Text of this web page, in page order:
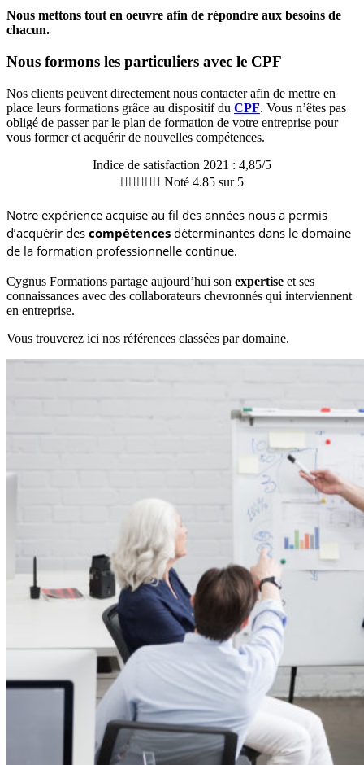
Nous mettons tout en oeuvre afin de répondre aux besoins de
chacun.
Nous formons les particuliers avec le CPF
Nos clients peuvent directement nous contacter afin de mettre en
place leurs formations grâce au dispositif du CPF. Vous n’êtes pas
obligé de passer par le plan de formation de votre entreprise pour
vous former et acquérir de nouvelles compétences.
Indice de satisfaction 2021 : 4,85/5
     Noté 4.85 sur 5
Notre expérience acquise au fil des années nous a permis
d’acquérir des compétences déterminantes dans le domaine
de la formation professionnelle continue.
Cygnus Formations partage aujourd’hui son expertise et ses
connaissances avec des collaborateurs chevronnés qui interviennent
en entreprise.
Vous trouverez ici nos références classées par domaine.